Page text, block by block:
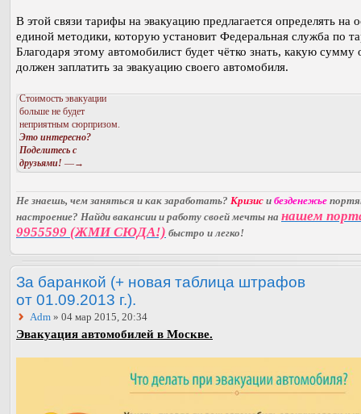
В этой связи тарифы на эвакуацию предлагается определять на
единой методики, которую установит Федеральная служба по
Благодаря этому автомобилист будет чётко знать, какую сумму
должен заплатить за эвакуацию своего автомобиля.
Стоимость эвакуации
больше не будет
неприятным сюрпризом.
Это интересно?
Поделитесь с
друзьями! —→
Не знаешь, чем заняться и как заработать? Кризис и безденежье
настроение? Найди вакансии и работу своей мечты на нашем
9955599 (ЖМИ СЮДА!) быстро и легко!
За баранкой (+ новая таблица штрафов
от 01.09.2013 г.).
Adm » 04 мар 2015, 20:34
Эвакуация автомобилей в Москве.